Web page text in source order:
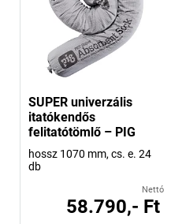
SUPER univerzális
itatókendős
felitatótömlő – PIG
hossz 1070 mm, cs. e. 24
db
Nettó
58.790,- Ft